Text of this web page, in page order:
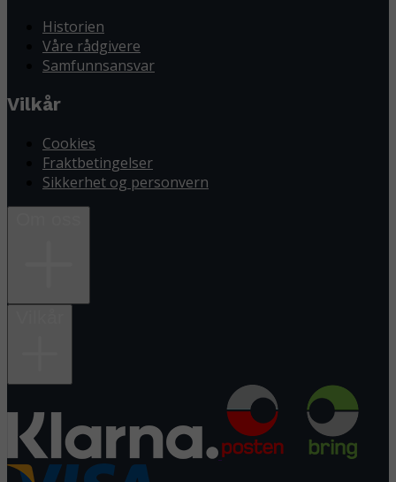
Historien
Våre rådgivere
Samfunnsansvar
Vilkår
Cookies
Fraktbetingelser
Sikkerhet og personvern